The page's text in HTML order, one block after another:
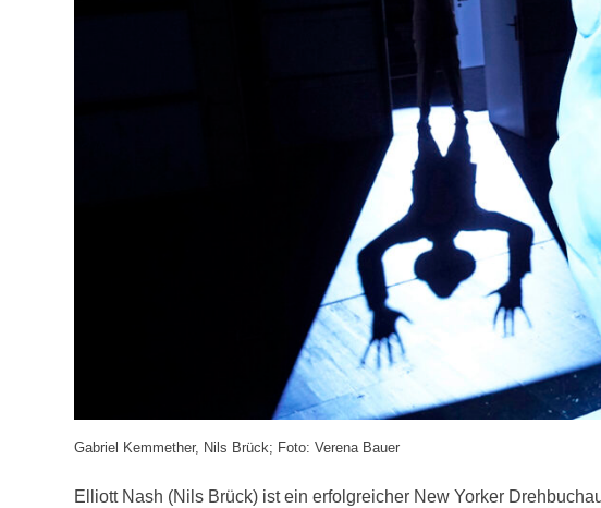
Gabriel Kemmether, Nils Brück; Foto: Verena Bauer
Elliott Nash (Nils Brück) ist ein erfolgreicher New Yorker